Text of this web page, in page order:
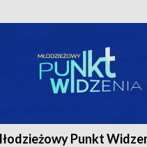
Punkt